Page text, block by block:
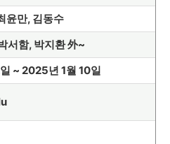
윤만, 김동수
서함, 박지환 外~
~ 2025년 1월 10일